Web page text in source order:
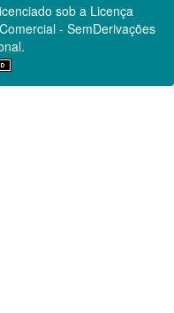
sob a Licença
- SemDerivações